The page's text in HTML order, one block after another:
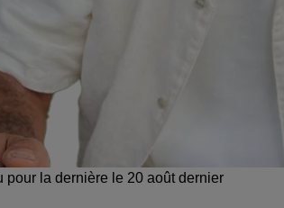
pour la dernière le 20 août dernier